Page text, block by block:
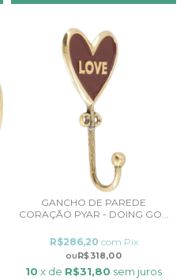
GANCHO DE PAREDE
CORAÇÃO PYAR - DOING GO...
R$318,00
R$286,20 com Pix
10 x de R$31,80 sem juros